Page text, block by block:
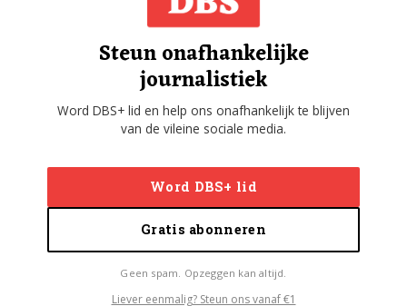
Steun onafhankelijke
journalistiek
Word DBS+ lid en help ons onafhankelijk te blijven
van de vileine sociale media.
Word DBS+ lid
Gratis abonneren
Geen spam. Opzeggen kan altijd.
Liever eenmalig? Steun ons vanaf €1